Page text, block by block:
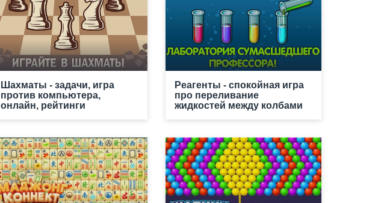
Шахматы - задачи, игра
против компьютера,
онлайн, рейтинги
Реагенты - спокойная игра
про переливание
жидкостей между колбами